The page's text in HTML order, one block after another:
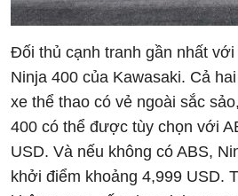
Đối thủ cạnh tranh gần nhất
Ninja 400 của Kawasaki. Cả
xe thể thao có vẻ ngoài sắc
400 có thể được tùy chọn với
USD. Và nếu không có ABS,
khởi điểm khoảng 4,999 USD.